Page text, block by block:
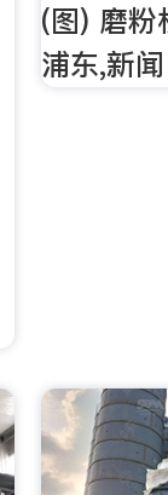
(图) 磨粉
浦东,新闻